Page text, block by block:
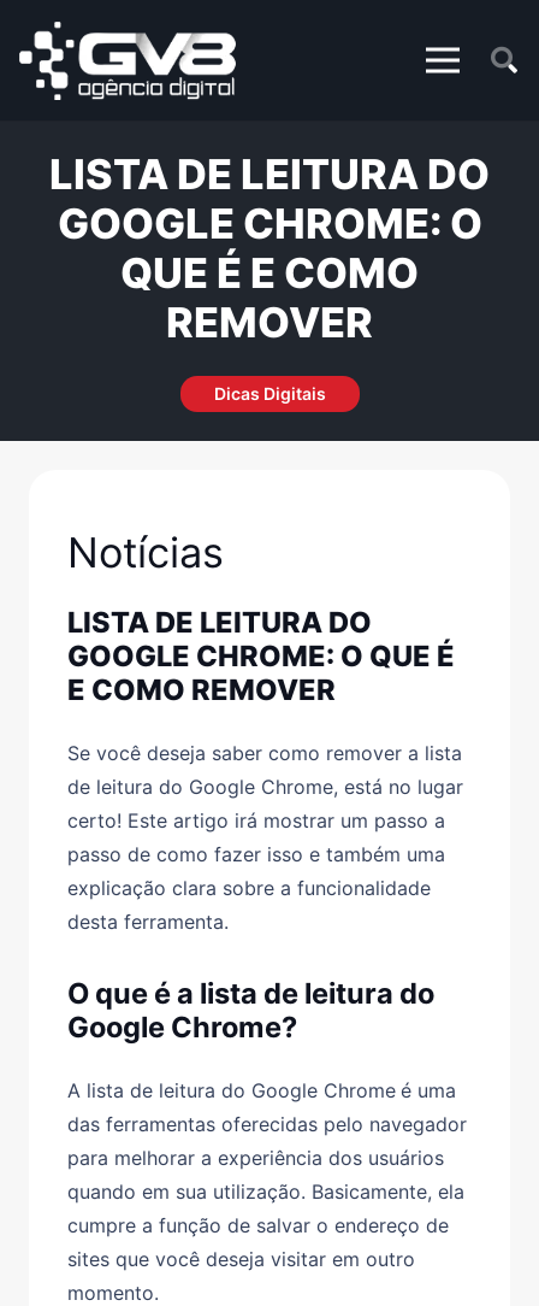
LISTA DE LEITURA DO
GOOGLE CHROME: O
QUE É E COMO
REMOVER
Dicas Digitais
Notícias
LISTA DE LEITURA DO
GOOGLE CHROME: O QUE É
E COMO REMOVER
Se você deseja saber como remover a lista
de leitura do Google Chrome, está no lugar
certo! Este artigo irá mostrar um passo a
passo de como fazer isso e também uma
explicação clara sobre a funcionalidade
desta ferramenta.
O que é a lista de leitura do
Google Chrome?
A lista de leitura do Google Chrome é uma
das ferramentas oferecidas pelo navegador
para melhorar a experiência dos usuários
quando em sua utilização. Basicamente, ela
cumpre a função de salvar o endereço de
sites que você deseja visitar em outro
momento.